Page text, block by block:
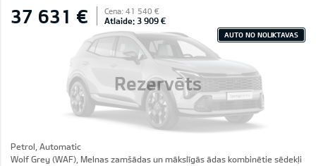
Rezervēts
37 631 € Cena: 41 540 €
Atlaide: 3 909 €
AUTO NO NOLIKTAVAS
Petrol, Automatic
Wolf Grey (WAF), Melnas zamšādas un mākslīgās ādas kombinētie sēdekļi